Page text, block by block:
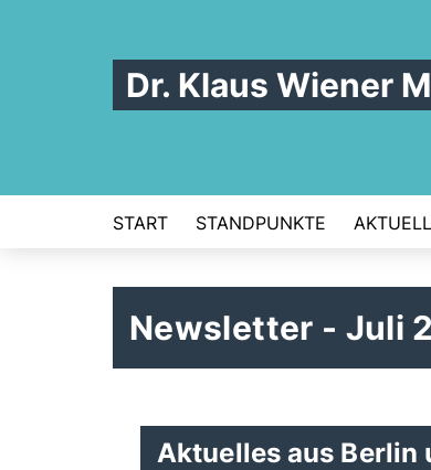
Dr. Klaus Wiener
START STANDPUNKTE
Newsletter - Juli
Aktuelles aus Berlin